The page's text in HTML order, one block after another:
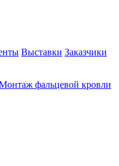
Выставки Заказчики
фальцевой кровли